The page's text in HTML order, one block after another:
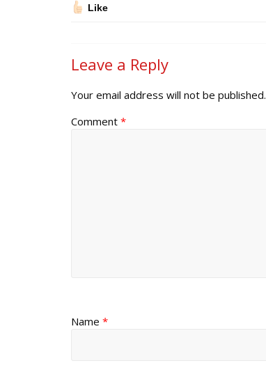
Like
Leave a Reply
Your email address will not be published.
Comment *
Name *